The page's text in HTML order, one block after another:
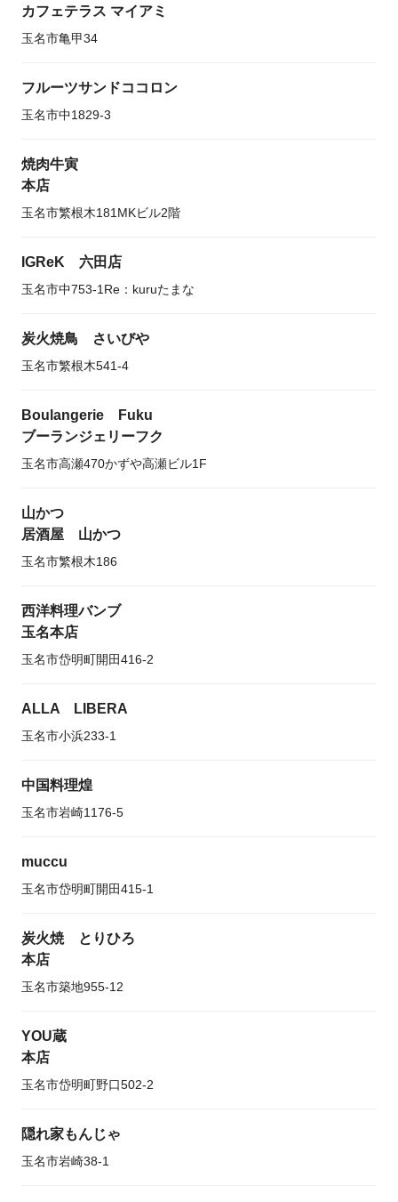
カフェテラス マイアミ
玉名市亀甲34
フルーツサンドココロン
玉名市中1829-3
焼肉牛寅
本店
玉名市繁根木181MKビル2階
IGReK 六田店
玉名市中753-1Re：kuruたまな
炭火焼鳥 さいびや
玉名市繁根木541-4
Boulangerie Fuku
ブーランジェリーフク
玉名市高瀬470かずや高瀬ビル1F
山かつ
居酒屋 山かつ
玉名市繁根木186
西洋料理バンブ
玉名本店
玉名市岱明町開田416-2
ALLA LIBERA
玉名市小浜233-1
中国料理煌
玉名市岩崎1176-5
muccu
玉名市岱明町開田415-1
炭火焼 とりひろ
本店
玉名市築地955-12
YOU蔵
本店
玉名市岱明町野口502-2
隠れ家もんじゃ
玉名市岩崎38-1